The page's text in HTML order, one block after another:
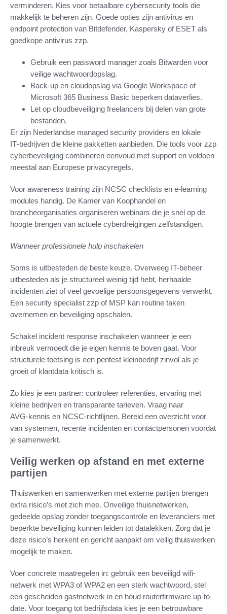
verminderen. Kies voor betaalbare cybersecurity tools die
makkelijk te beheren zijn. Goede opties zijn antivirus en
endpoint protection van Bitdefender, Kaspersky of ESET als
goedkope antivirus zzp.
Gebruik een password manager zoals Bitwarden voor
veilige wachtwoordopslag.
Back‑up en cloudopslag via Google Workspace of
Microsoft 365 Business Basic beperken dataverlies.
Let op cloudbeveiliging freelancers bij delen van grote
bestanden.
Er zijn Nederlandse managed security providers en lokale
IT‑bedrijven die kleine pakketten aanbieden. Die tools voor zzp
cyberbeveiliging combineren eenvoud met support en voldoen
meestal aan Europese privacyregels.
Voor awareness training zijn NCSC checklists en e‑learning
modules handig. De Kamer van Koophandel en
brancheorganisaties organiseren webinars die je snel op de
hoogte brengen van actuele cyberdreigingen zelfstandigen.
Wanneer professionele hulp inschakelen
Soms is uitbesteden de beste keuze. Overweeg IT-beheer
uitbesteden als je structureel weinig tijd hebt, herhaalde
incidenten ziet of veel gevoelige persoonsgegevens verwerkt.
Een security specialist zzp of MSP kan routine taken
overnemen en beveiliging opschalen.
Schakel incident response inschakelen wanneer je een
inbreuk vermoedt die je eigen kennis te boven gaat. Voor
structurele toetsing is een pentest kleinbedrijf zinvol als je
groeit of klantdata kritisch is.
Zo kies je een partner: controleer referenties, ervaring met
kleine bedrijven en transparante tarieven. Vraag naar
AVG‑kennis en NCSC‑richtlijnen. Bereid een overzicht voor
van systemen, recente incidenten en contactpersonen voordat
je samenwerkt.
Veilig werken op afstand en met externe
partijen
Thuiswerken en samenwerken met externe partijen brengen
extra risico’s met zich mee. Onveilige thuisnetwerken,
gedeelde opslag zonder toegangscontrole en leveranciers met
beperkte beveiliging kunnen leiden tot datalekken. Zorg dat je
deze risico’s herkent en gericht aanpakt om veilig thuiswerken
mogelijk te maken.
Voer concrete maatregelen in: gebruik een beveiligd wifi-
netwerk met WPA3 of WPA2 en een sterk wachtwoord, stel
een gescheiden gastnetwerk in en houd routerfirmware up-to-
date. Voor toegang tot bedrijfsdata kies je een betrouwbare